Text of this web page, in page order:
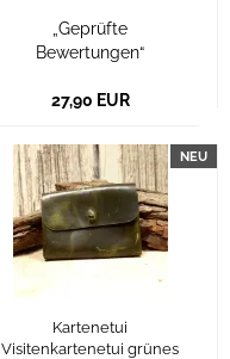
„Geprüfte
Bewertungen“
27,90 EUR
NEU
Kartenetui
Visitenkartenetui grünes